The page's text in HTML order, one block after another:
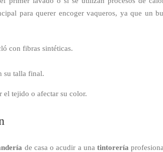
para querer encoger vaqueros, ya que un
con fibras sintéticas.
su talla final.
el tejido o afectar su color.
de casa o acudir a unatintorería